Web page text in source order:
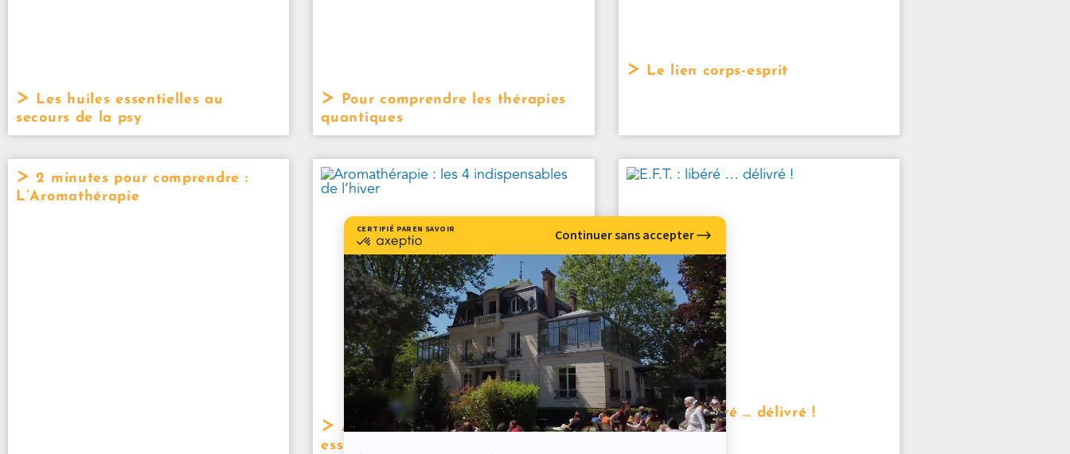
Les huiles essentielles au
secours de la psy
Pour comprendre les thérapies
quantiques
Le lien corps-esprit
2 minutes pour comprendre :
L’Aromathérapie
Aromathérapie : les 4 huiles
essentielles indispensables de
E.F.T. : libéré … délivré !